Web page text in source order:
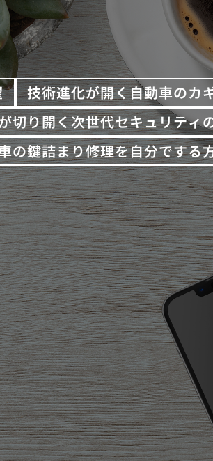
技術進化が開く自動車のカ
切り開く次世代セキュリティ
の鍵詰まり修理を自分でする